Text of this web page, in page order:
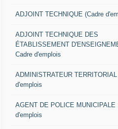
ADJOINT TECHNIQUE (Cadre
ADJOINT TECHNIQUE DES
ÉTABLISSEMENT
Cadre d'emplois
ADMINISTRATEUR
d'emplois
AGENT DE POLICE MUNICIPALE
d'emplois